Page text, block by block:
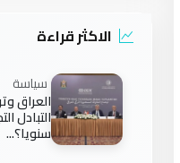
الاكثر قراءة
سياسة
العراق
سنويا؟...